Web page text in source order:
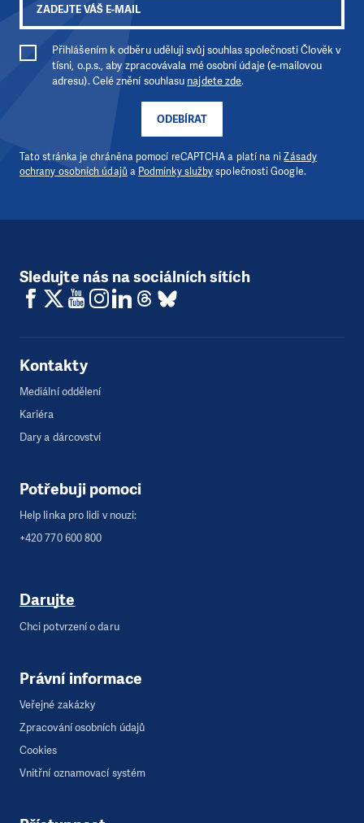
ODEBÍRAT
Přihlášením k odběru uděluji svůj souhlas společnosti Člověk v
tísni, o.p.s., aby zpracovávala mé osobní údaje (e-mailovou
adresu). Celé znění souhlasu najdete zde.
Tato stránka je chráněna pomocí reCAPTCHA a platí na niZásady
ochrany osobních údajů a Podmínky službyspolečnosti Google.
Sledujte nás na sociálních sítích
Kontakty
Mediální oddělení
Kariéra
Dary a dárcovství
Potřebuji pomoci
Help linka pro lidi v nouzi:
+420 770 600 800
Darujte
Chci potvrzení o daru
Právní informace
Veřejné zakázky
Zpracování osobních údajů
Cookies
Vnitřní oznamovací systém